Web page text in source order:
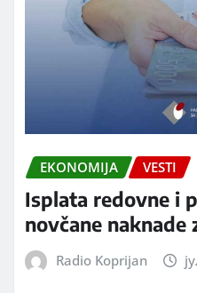
EKONOMIJA VESTI
Isplata redovne i
novčane naknade
Radio Koprijan